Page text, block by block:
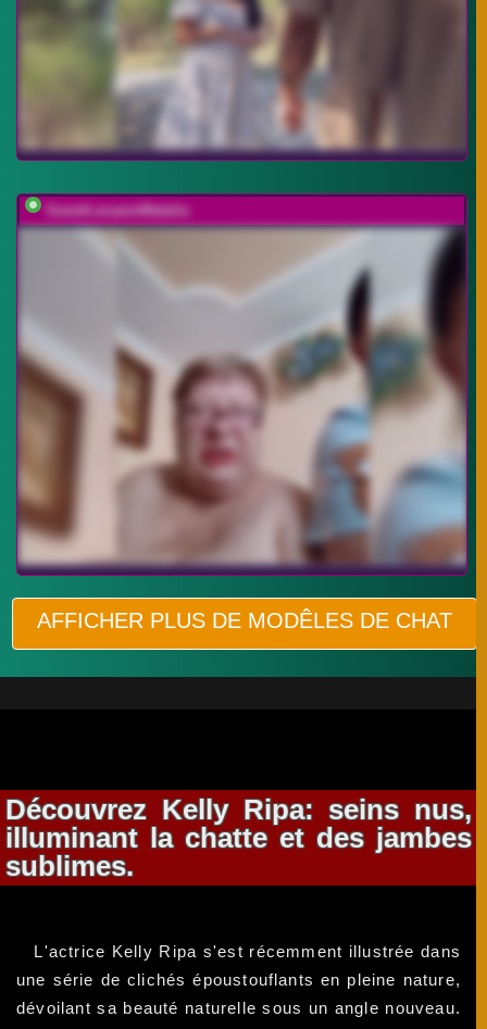
SweetLenaandNatalia
AFFICHER PLUS DE MODÊLES DE CHAT
Découvrez Kelly Ripa: seins nus,
illuminant la chatte et des jambes
sublimes.
L'actrice Kelly Ripa s'est récemment illustrée dans
une série de clichés époustouflants en pleine nature,
dévoilant sa beauté naturelle sous un angle nouveau.